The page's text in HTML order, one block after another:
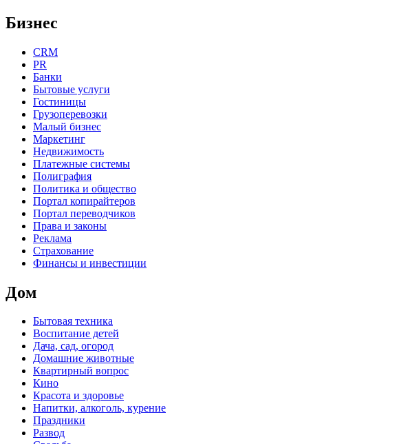
Бизнес
CRM
PR
Банки
Бытовые услуги
Гостиницы
Грузоперевозки
Малый бизнес
Маркетинг
Недвижимость
Платежные системы
Полиграфия
Политика и общество
Портал копирайтеров
Портал переводчиков
Права и законы
Реклама
Страхование
Финансы и инвестиции
Дом
Бытовая техника
Воспитание детей
Дача, сад, огород
Домашние животные
Квартирный вопрос
Кино
Красота и здоровье
Напитки, алкоголь, курение
Праздники
Развод